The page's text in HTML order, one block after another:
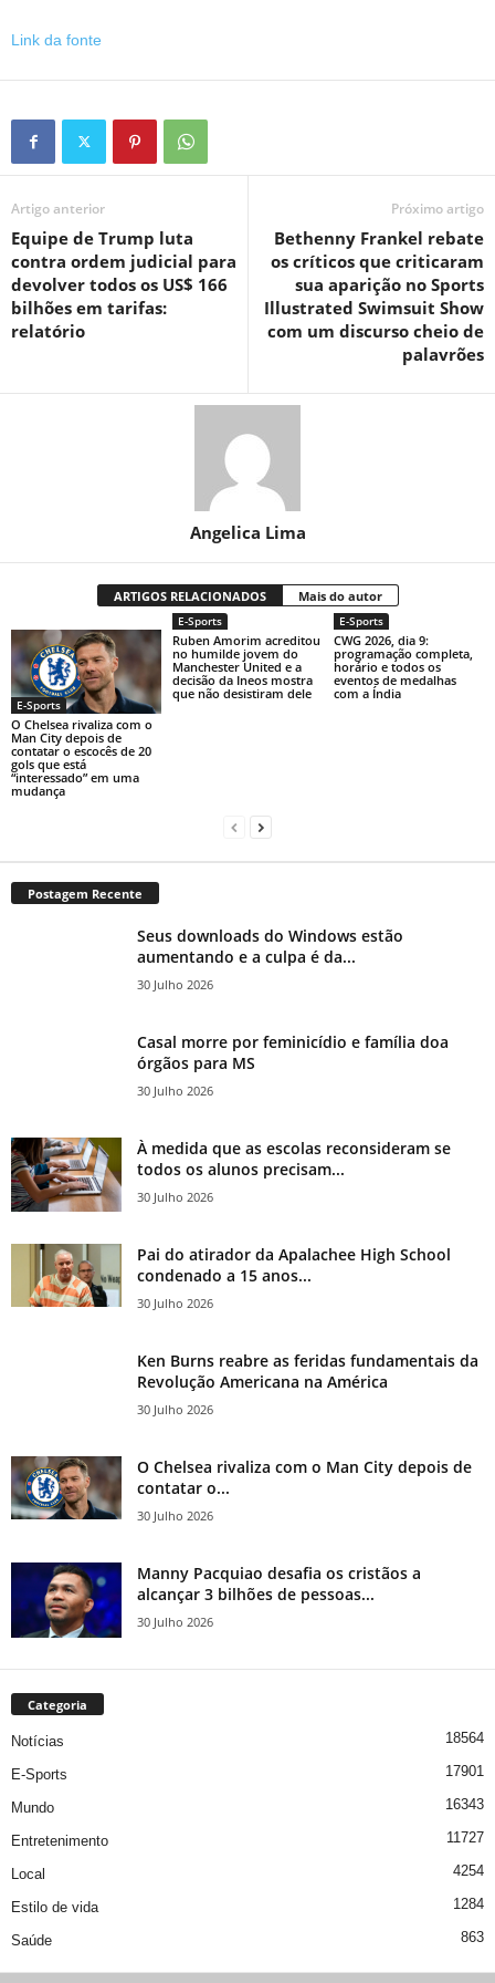
Link da fonte
Artigo anterior
Equipe de Trump luta
contra ordem judicial para
devolver todos os US$ 166
bilhões em tarifas:
relatório
Próximo artigo
Bethenny Frankel rebate
os críticos que criticaram
sua aparição no Sports
Illustrated Swimsuit Show
com um discurso cheio de
palavrões
Angelica Lima
ARTIGOS RELACIONADOS Mais do autor
E-Sports
O Chelsea rivaliza com o
Man City depois de
contatar o escocês de 20
gols que está
“interessado” em uma
mudança
E-Sports
Ruben Amorim acreditou
no humilde jovem do
Manchester United e a
decisão da Ineos mostra
que não desistiram dele
E-Sports
CWG 2026, dia 9:
programação completa,
horário e todos os
eventos de medalhas
com a Índia
Postagem Recente
Seus downloads do Windows estão
aumentando e a culpa é da...
30 Julho 2026
Casal morre por feminicídio e família doa
órgãos para MS
30 Julho 2026
À medida que as escolas reconsideram se
todos os alunos precisam...
30 Julho 2026
Pai do atirador da Apalachee High School
condenado a 15 anos...
30 Julho 2026
Ken Burns reabre as feridas fundamentais da
Revolução Americana na América
30 Julho 2026
O Chelsea rivaliza com o Man City depois de
contatar o...
30 Julho 2026
Manny Pacquiao desafia os cristãos a
alcançar 3 bilhões de pessoas...
30 Julho 2026
Categoria
Notícias 18564
E-Sports 17901
Mundo 16343
Entretenimento 11727
Local 4254
Estilo de vida 1284
Saúde 863